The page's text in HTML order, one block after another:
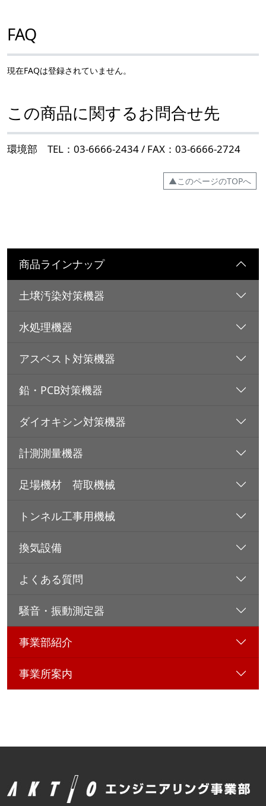
FAQ
現在FAQは登録されていません。
この商品に関するお問合せ先
環境部 TEL：03-6666-2434 / FAX：03-6666-2724
▲このページのTOPへ
商品ラインナップ
土壌汚染対策機器
水処理機器
アスベスト対策機器
鉛・PCB対策機器
ダイオキシン対策機器
計測測量機器
足場機材 荷取機械
トンネル工事用機械
換気設備
よくある質問
騒音・振動測定器
事業部紹介
事業所案内